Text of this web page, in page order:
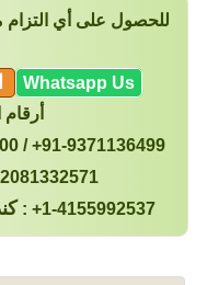
للحصول على أي التزام
Whatsapp Us
/ +91-9371136499
: +1-4155992537